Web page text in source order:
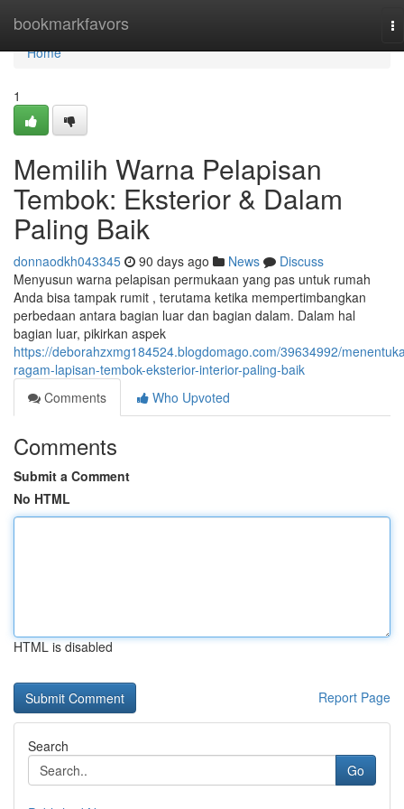
bookmarkfavors
Home
Home
1
Memilih Warna Pelapisan
Tembok: Eksterior & Dalam
Paling Baik
donnaodkh043345 90 days ago News
Discuss
Menyusun warna pelapisan permukaan yang pas untuk rumah
Anda bisa tampak rumit , terutama ketika mempertimbangkan
perbedaan antara bagian luar dan bagian dalam. Dalam hal
bagian luar, pikirkan aspek
https://deborahzxmg184524.blogdomago.com/39634992/
ragam-lapisan-tembok-eksterior-interior-paling-baik
Comments
Who Upvoted
Comments
Submit a Comment
No HTML
HTML is disabled
Report Page
Search
Go